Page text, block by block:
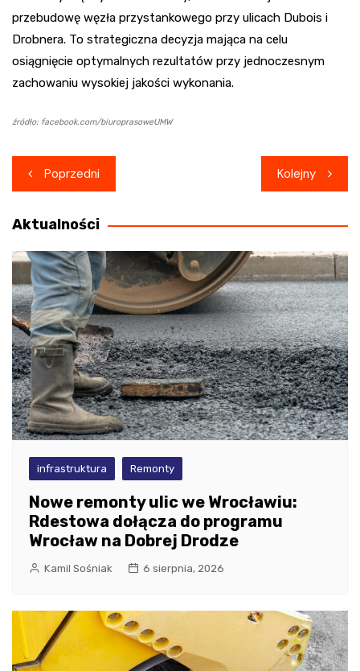
przebudowę węzła przystankowego przy ulicach Dubois i
Drobnera. To strategiczna decyzja mająca na celu
osiągnięcie optymalnych rezultatów przy jednoczesnym
zachowaniu wysokiej jakości wykonania.
źródło: facebook.com/biuroprasoweUMW
Nawigacja
wpisu
Poprzedni Kolejny
Aktualności
infrastruktura Remonty
Nowe remonty ulic we Wrocławiu:
Rdestowa dołącza do programu
Wrocław na Dobrej Drodze
Kamil Sośniak 6 sierpnia, 2026